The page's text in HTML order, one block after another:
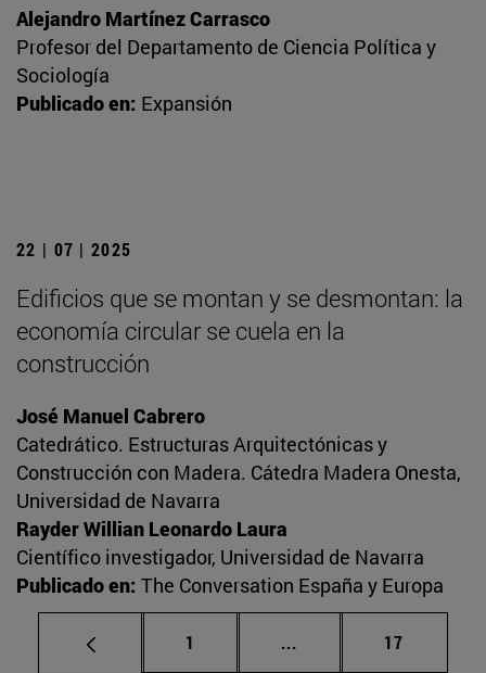
Alejandro Martínez Carrasco
Profesor del Departamento de Ciencia Política y
Sociología
Publicado en: Expansión
22 | 07 | 2025
Edificios que se montan y se desmontan: la
economía circular se cuela en la
construcción
José Manuel Cabrero
Catedrático. Estructuras Arquitectónicas y
Construcción con Madera. Cátedra Madera Onesta,
Universidad de Navarra
Rayder Willian Leonardo Laura
Científico investigador, Universidad de Navarra
Publicado en: The Conversation España y Europa
Página
1 ... Páginas intermedias
Página
17